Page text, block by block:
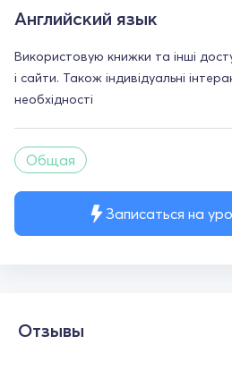
Записаться на
Английский язык
Використовую книжки та інші
і сайти. Також індивідуальні
необхідності
Общая
Отзывы